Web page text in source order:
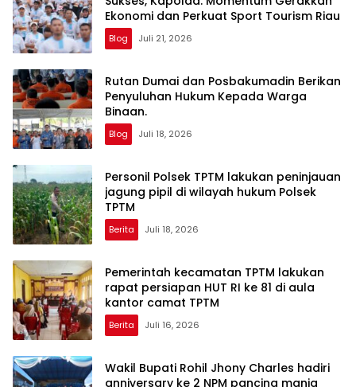
Ekonomi dan Perkuat Sport Tourism Riau
Blog Juli 21, 2026
Rutan Dumai dan Posbakumadin Berikan
Penyuluhan Hukum Kepada Warga
Binaan.
Blog Juli 18, 2026
Personil Polsek TPTM lakukan peninjauan
jagung pipil di wilayah hukum Polsek
TPTM
Berita Juli 18, 2026
Pemerintah kecamatan TPTM lakukan
rapat persiapan HUT RI ke 81 di aula
kantor camat TPTM
Berita Juli 16, 2026
Wakil Bupati Rohil Jhony Charles hadiri
anniversary ke 2 NPM pancing mania